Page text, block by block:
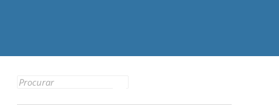
Search